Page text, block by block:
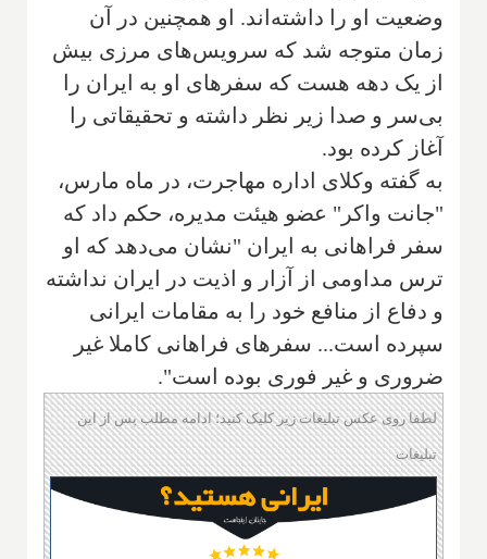
وضعیت او را داشته‌اند. او همچنین در آن
زمان متوجه شد که سرویس‌های مرزی بیش
از یک دهه هست که سفرهای او به ایران را
بی‌سر و صدا زیر نظر داشته و تحقیقاتی را
آغاز کرده بود.
به گفته وکلای اداره مهاجرت، در ماه مارس،
"جانت واکر" عضو هیئت مدیره، حکم داد که
سفر فراهانی به ایران "نشان می‌دهد که او
ترس مداومی از آزار و اذیت در ایران نداشته
و دفاع از منافع خود را به مقامات ایرانی
سپرده است... سفرهای فراهانی کاملا غیر
ضروری و غیر فوری بوده است".
لطفا روی عکس تبلیغات زیر کلیک کنید؛ ادامه مطلب پس از این
تبلیغات